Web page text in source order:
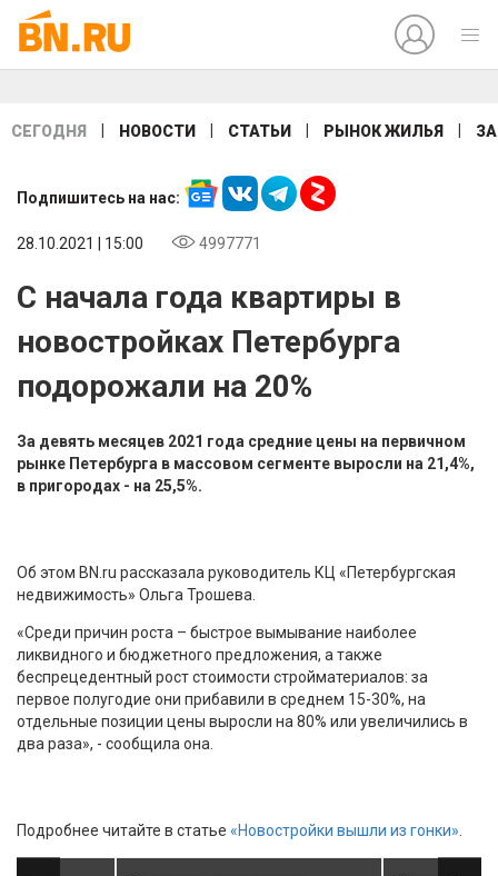
СЕГОДНЯ НОВОСТИ СТАТЬИ РЫНОК ЖИЛЬЯ
Подпишитесь на нас:
28.10.2021 | 15:00 4997771
С начала года квартиры в
новостройках Петербурга
подорожали на 20%
За девять месяцев 2021 года средние цены на первичном
рынке Петербурга в массовом сегменте выросли на 21,4%,
в пригородах - на 25,5%.
Об этом BN.ru рассказала руководитель КЦ «Петербургская
недвижимость» Ольга Трошева.
«Среди причин роста – быстрое вымывание наиболее
ликвидного и бюджетного предложения, а также
беспрецедентный рост стоимости стройматериалов: за
первое полугодие они прибавили в среднем 15-30%, на
отдельные позиции цены выросли на 80% или увеличились в
два раза», - сообщила она.
Подробнее читайте в статье «Новостройки вышли из гонки»